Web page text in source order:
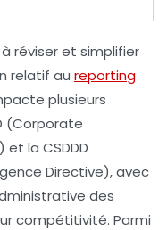
réviser et simplifier
relatif au reporting
plusieurs
(Corporate
et la CSDDD
Directive), avec
des
compétitivité. Parmi